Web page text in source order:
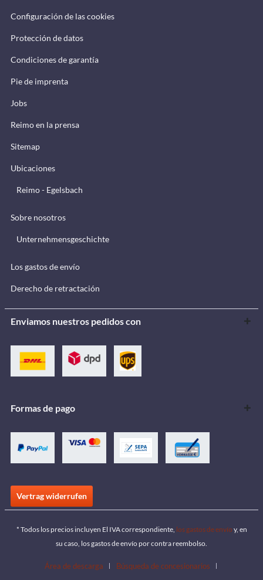
Configuración de las cookies
Protección de datos
Condiciones de garantía
Pie de imprenta
Jobs
Reimo en la prensa
Sitemap
Ubicaciones
Reimo - Egelsbach
Sobre nosotros
Unternehmensgeschichte
Los gastos de envío
Derecho de retractación
Enviamos nuestros pedidos con
Formas de pago
Vertrag widerrufen
* Todos los precios incluyen El IVA correspondiente, los gastos de envío y, en
su caso, los gastos de envío por contra reembolso.
Área de descarga
Búsqueda de concesionarios